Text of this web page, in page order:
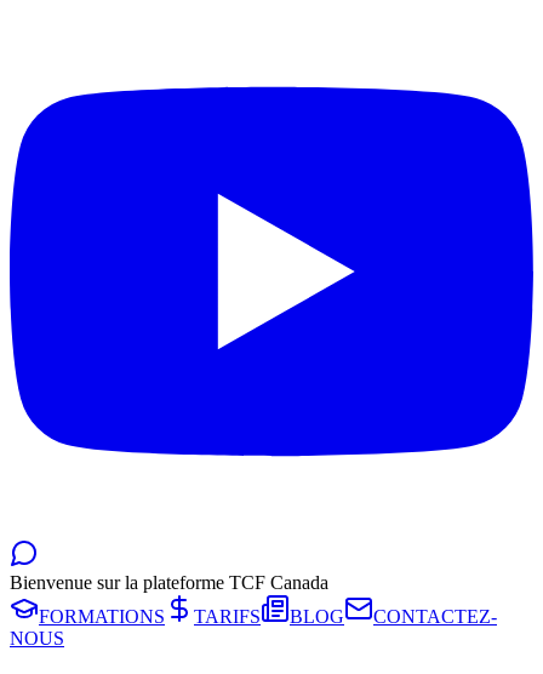
Bienvenue sur la plateforme TCF Canada
FORMATIONS
TARIFS BLOG
CONTACTEZ-
NOUS